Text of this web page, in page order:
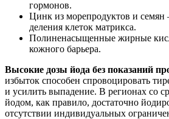
гормонов.
Цинк из морепродуктов и семян
деления клеток матрикса.
Полиненасыщенные жирные
кожного барьера.
Высокие дозы йода без показаний
избыток способен спровоцировать
и усилить выпадение. В регионах со
йодом, как правило, достаточно
отсутствии индивидуальных